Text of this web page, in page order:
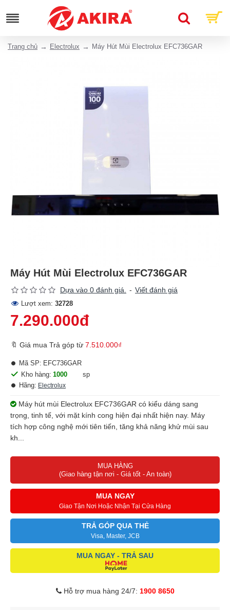
Trang chủ Electrolux Máy Hút Mùi Electrolux EFC736GAR
Máy Hút Mùi Electrolux EFC736GAR
Dựa vào 0 đánh giá. - Viết đánh giá
Lượt xem: 32728
7.290.000đ
🔖 Giá mua Trả góp từ 7.510.000₫
Kho hàng: 1000
sp
Hãng: Electrolux
Mã SP: EFC736GAR
Máy hút mùi Electrolux EFC736GAR có kiểu dáng sang
trọng, tinh tế, với mặt kính cong hiện đại nhất hiện nay. Máy
tích hợp công nghệ mới tiên tiến, tăng khả năng khử mùi sau
kh...
MUA HÀNG
(Giao hàng tận nơi - Giá tốt - An toàn)
MUA NGAY
Giao Tận Nơi Hoặc Nhận Tại Cửa Hàng
TRẢ GÓP QUA THẺ
Visa, Master, JCB
MUA NGAY - TRẢ SAU
Hỗ trợ mua hàng 24/7: 1900 8650